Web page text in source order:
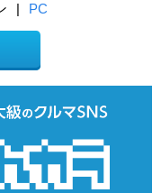
| PC